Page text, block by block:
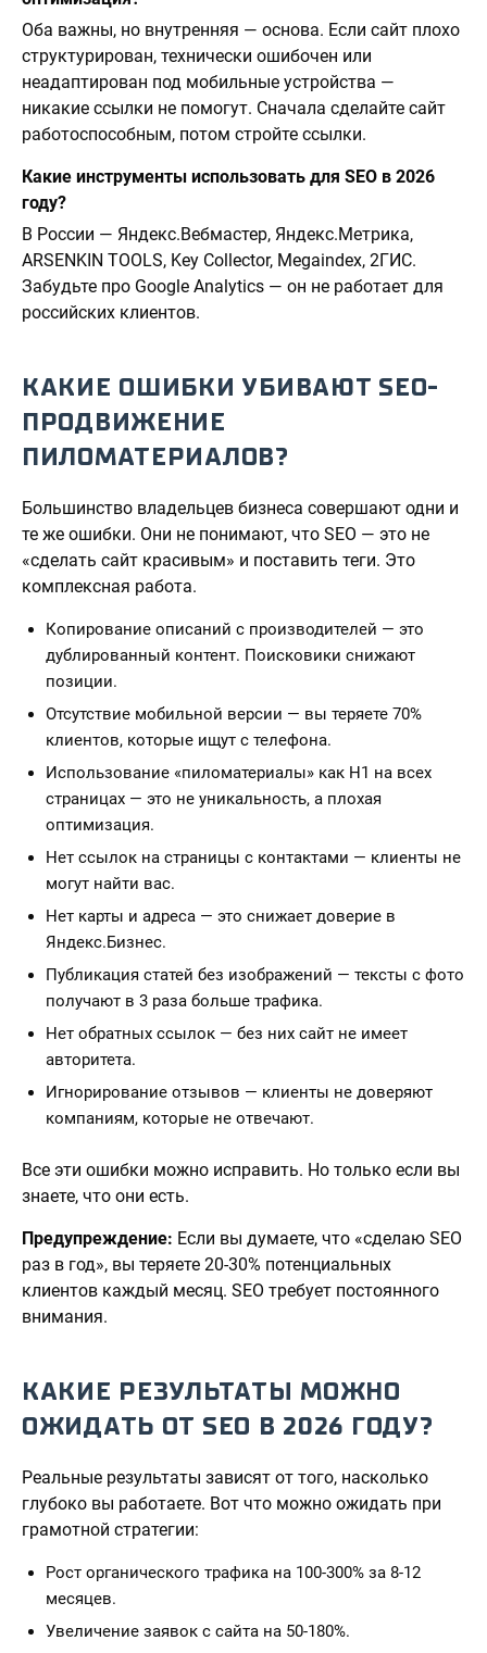
Оба важны, но внутренняя — основа. Если сайт плохо
структурирован, технически ошибочен или
неадаптирован под мобильные устройства —
никакие ссылки не помогут. Сначала сделайте сайт
работоспособным, потом стройте ссылки.
Какие инструменты использовать для SEO в 2026
году?
В России — Яндекс.Вебмастер, Яндекс.Метрика,
ARSENKIN TOOLS, Key Collector, Megaindex, 2ГИС.
Забудьте про Google Analytics — он не работает для
российских клиентов.
КАКИЕ ОШИБКИ УБИВАЮТ SEO-
ПРОДВИЖЕНИЕ
ПИЛОМАТЕРИАЛОВ?
Большинство владельцев бизнеса совершают одни и
те же ошибки. Они не понимают, что SEO — это не
«сделать сайт красивым» и поставить теги. Это
комплексная работа.
Копирование описаний с производителей — это
дублированный контент. Поисковики снижают
позиции.
Отсутствие мобильной версии — вы теряете 70%
клиентов, которые ищут с телефона.
Использование «пиломатериалы» как H1 на всех
страницах — это не уникальность, а плохая
оптимизация.
Нет ссылок на страницы с контактами — клиенты не
могут найти вас.
Нет карты и адреса — это снижает доверие в
Яндекс.Бизнес.
Публикация статей без изображений — тексты с фото
получают в 3 раза больше трафика.
Нет обратных ссылок — без них сайт не имеет
авторитета.
Игнорирование отзывов — клиенты не доверяют
компаниям, которые не отвечают.
Все эти ошибки можно исправить. Но только если вы
знаете, что они есть.
Предупреждение: Если вы думаете, что «сделаю SEO
раз в год», вы теряете 20-30% потенциальных
клиентов каждый месяц. SEO требует постоянного
внимания.
КАКИЕ РЕЗУЛЬТАТЫ МОЖНО
ОЖИДАТЬ ОТ SEO В 2026 ГОДУ?
Реальные результаты зависят от того, насколько
глубоко вы работаете. Вот что можно ожидать при
грамотной стратегии:
Рост органического трафика на 100-300% за 8-12
месяцев.
Увеличение заявок с сайта на 50-180%.